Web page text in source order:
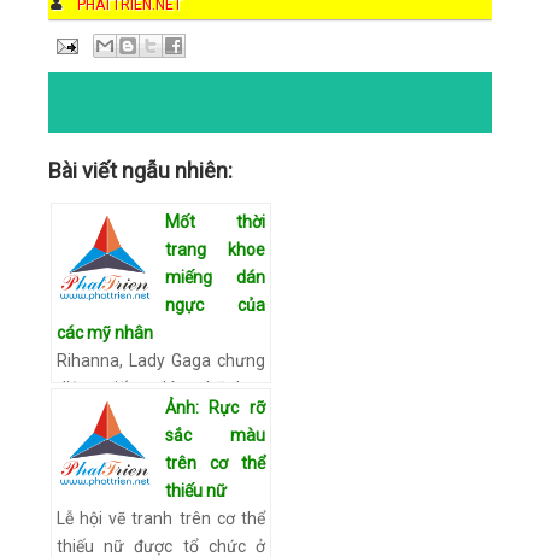
AUTHOR
PHATTRIEN.NET
DATE
12:26 AM
Bài viết ngẫu nhiên:
Mốt thời
trang khoe
miếng dán
ngực của
các mỹ nhân
Rihanna, Lady Gaga chưng
diện miếng dán nhũ hoa
qua làn vải xuyên thấu, Dita
Von Teese, Nicki Minaj lại
táo bạo ngại thả rông
miếng dán. Vũ nữ số 1 …
Xem chi tiết
Ảnh: Rực rỡ
sắc màu
trên cơ thể
thiếu nữ
Lễ hội vẽ tranh trên cơ thể
thiếu nữ được tổ chức ở